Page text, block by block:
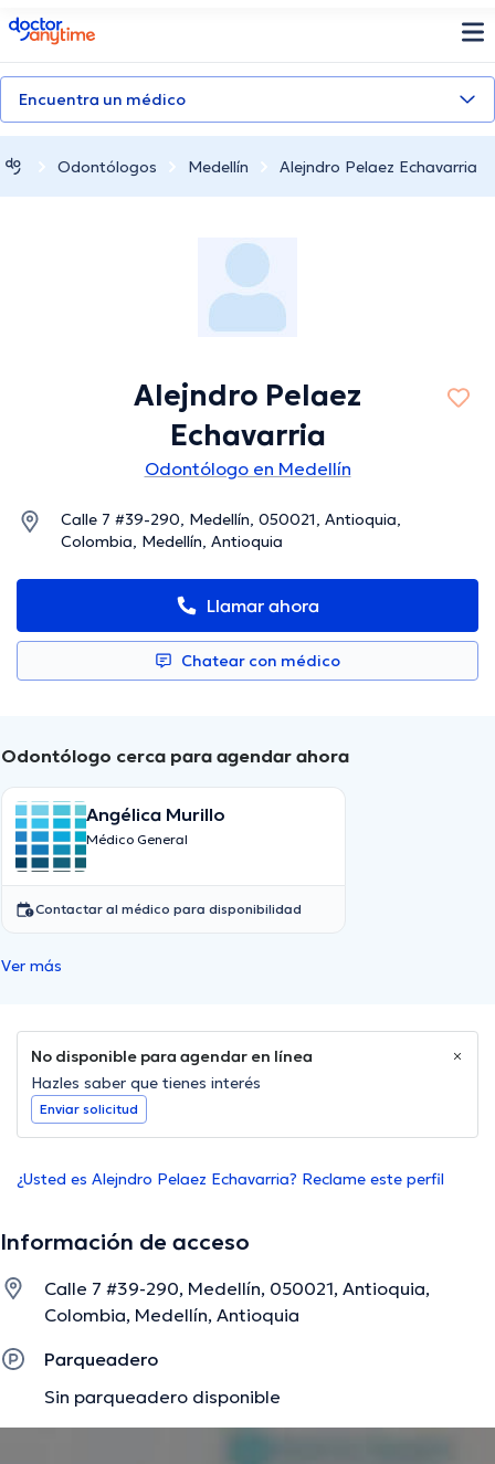
doctoranytime
Encuentra un médico
Odontólogos Medellín Alejndro Pelaez Echavarria
Alejndro Pelaez
Echavarria
Odontólogo en Medellín
Calle 7 #39-290, Medellín, 050021, Antioquia,
Colombia, Medellín, Antioquia
Llamar ahora
Chatear con médico
Odontólogo cerca para agendar ahora
Angélica Murillo
Médico General
Contactar al médico para disponibilidad
Ver más
No disponible para agendar en línea
Hazles saber que tienes interés
Enviar solicitud
¿Usted es Alejndro Pelaez Echavarria? Reclame este perfil
Información de acceso
Calle 7 #39-290, Medellín, 050021, Antioquia,
Colombia, Medellín, Antioquia
Parqueadero
Sin parqueadero disponible